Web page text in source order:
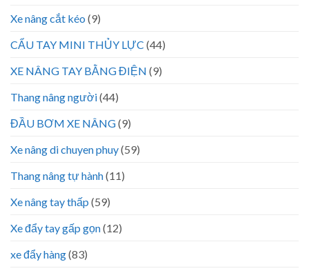
Xe nâng cắt kéo (9)
CẨU TAY MINI THỦY LỰC (44)
XE NÂNG TAY BẰNG ĐIỆN (9)
Thang nâng người(44)
ĐẦU BƠM XE NÂNG(9)
Xe nâng di chuyen phuy(59)
Thang nâng tự hành(11)
Xe nâng tay thấp (59)
Xe đẩy tay gấp gọn(12)
xe đẩy hàng(83)